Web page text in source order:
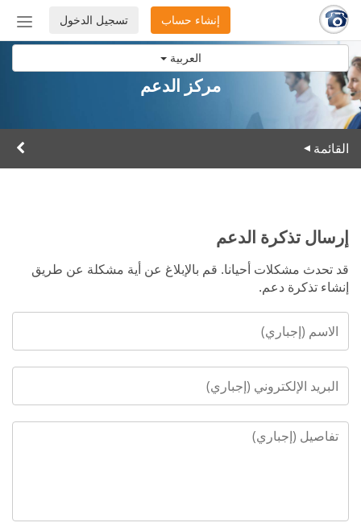
العربية
أو
تسجيل الدخول إنشاء حساب
مركز الدعم
القائمة ▸
إرسال تذكرة الدعم
قد تحدث مشكلات أحيانا. قم بالإبلاغ عن أية مشكلة عن طريق
إنشاء تذكرة دعم.